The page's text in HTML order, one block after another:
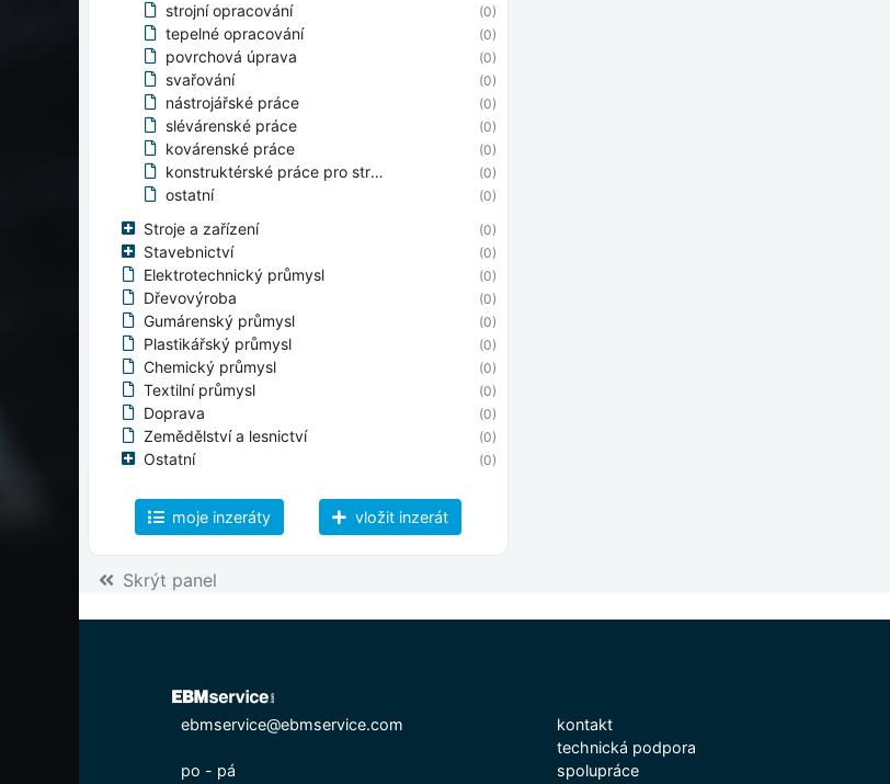
strojní opracování (0)
tepelné opracování (0)
povrchová úprava (0)
svařování (0)
nástrojářské práce (0)
slévárenské práce (0)
kovárenské práce (0)
konstruktérské práce pro strojírenství (0)
ostatní (0)
Stroje a zařízení (0)
Stavebnictví (0)
Elektrotechnický průmysl (0)
Dřevovýroba (0)
Gumárenský průmysl (0)
Plastikářský průmysl (0)
Chemický průmysl (0)
Textilní průmysl (0)
Doprava (0)
Zemědělství a lesnictví (0)
Ostatní (0)
moje inzeráty vložit inzerát
Skrýt panel
ebmservice@ebmservice.com
po - pá
kontakt
technická podpora
spolupráce